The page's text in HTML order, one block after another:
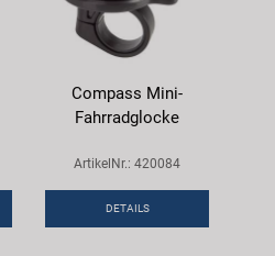
Compass Mini-
Fahrradglocke
ArtikelNr.: 420084
DETAILS